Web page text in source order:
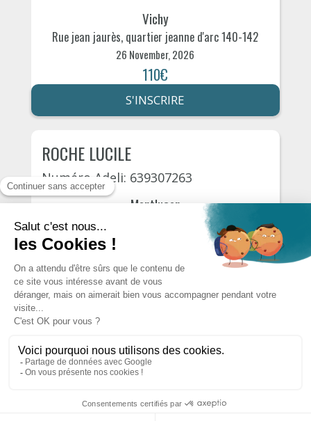
Vichy
Rue jean jaurès, quartier jeanne d'arc 140-142
26 November, 2026
110€
S'INSCRIRE
ROCHE LUCILE
Numéro Adeli: 639307263
Montluçon
Quai louis blanc 31/35
110€
S'INSCRIRE
DÉPARTEMENT
Designed by MecaSoft International
Copyright © 2026. Tous droits réservés